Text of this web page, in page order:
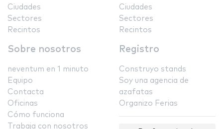
Ciudades
Sectores
Recintos
Ciudades
Sectores
Recintos
Sobre nosotros
neventum en 1 minuto
Equipo
Contacta
Oficinas
Cómo funciona
Trabaja con nosotros
Registro
Construyo stands
Soy una agencia de
azafatas
Organizo Ferias